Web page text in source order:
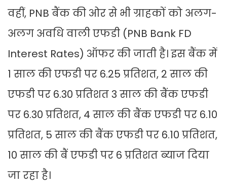
वहीं, PNB बैंक की ओर से भी ग्राहकों को अलग-
अलग अवधि वाली एफडी (PNB Bank FD
Interest Rates) ऑफर की जाती है। इस बैंक में
1 साल की एफडी पर 6.25 प्रतिशत, 2 साल की
एफडी पर 6.30 प्रतिशत 3 साल की बैंक एफडी
पर 6.30 प्रतिशत, 4 साल की बैंक एफडी पर 6.10
प्रतिशत, 5 साल की बैंक एफडी पर 6.10 प्रतिशत,
10 साल की बैं एफडी पर 6 प्रतिशत ब्याज दिया
जा रहा है।